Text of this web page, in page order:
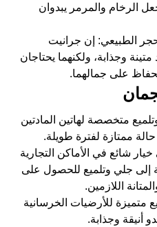
الرخام والمرمر يبدوان
الطبيعي: إن جرانيت
وجذابة، ولكنهما يحتاجان
على جمالهما.
متخصصة لهاتين المادتين
ممتازة لفترة طويلة.
شائع في الأماكن التجارية
إلى جلي وتلميع للحصول على
اللازمين.
متميزة للأرضيات الخرسانية
أنيقة وجذابة.